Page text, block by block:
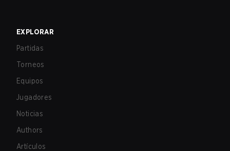
EXPLORAR
Partidas
Torneos
Equipos
Jugadores
Noticias
Authors
Artículos